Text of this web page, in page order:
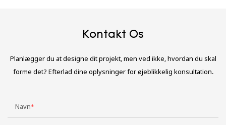
Kontakt Os
Planlægger du at designe dit projekt, men ved ikke, hvordan du skal
forme det? Efterlad dine oplysninger for øjeblikkelig konsultation.
Navn